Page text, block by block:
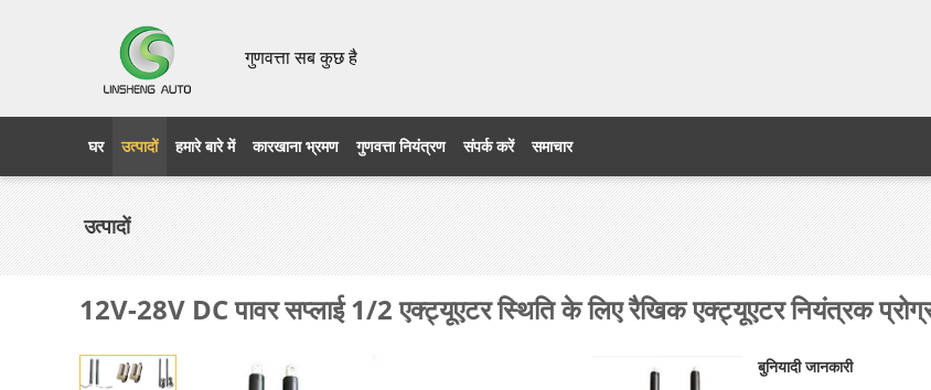
गुणवत्ता सब कुछ है
घर उत्पादों हमारे बारे में कारखाना भ्रमण गुणवत्ता नियंत्रण संपर्क करें समाचार
उत्पादों
12V-28V DC पावर सप्लाई 1/2 एक्ट्यूएटर स्थिति के लिए रैखिक एक्ट्यूएटर नियंत्रक
बुनियादी जानकारी